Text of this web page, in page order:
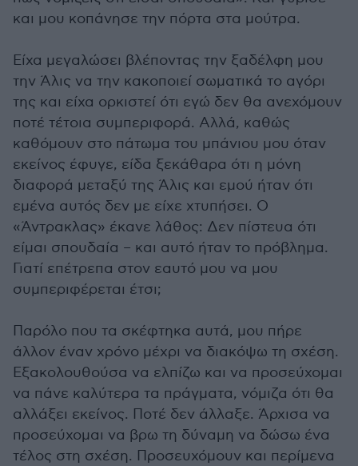
και μου κοπάνησε την πόρτα στα μούτρα.
Είχα μεγαλώσει βλέποντας την ξαδέλφη μου
την Άλις να την κακοποιεί σωματικά το αγόρι
της και είχα ορκιστεί ότι εγώ δεν θα ανεχόμουν
ποτέ τέτοια συμπεριφορά. Αλλά, καθώς
καθόμουν στο πάτωμα του μπάνιου μου όταν
εκείνος έφυγε, είδα ξεκάθαρα ότι η μόνη
διαφορά μεταξύ της Άλις και εμού ήταν ότι
εμένα αυτός δεν με είχε χτυπήσει. Ο
«Άντρακλας» έκανε λάθος: Δεν πίστευα ότι
είμαι σπουδαία – και αυτό ήταν το πρόβλημα.
Γιατί επέτρεπα στον εαυτό μου να μου
συμπεριφέρεται έτσι;
Παρόλο που τα σκέφτηκα αυτά, μου πήρε
άλλον έναν χρόνο μέχρι να διακόψω τη σχέση.
Εξακολουθούσα να ελπίζω και να προσεύχομαι
να πάνε καλύτερα τα πράγματα, νόμιζα ότι θα
αλλάξει εκείνος. Ποτέ δεν άλλαξε. Άρχισα να
προσεύχομαι να βρω τη δύναμη να δώσω ένα
τέλος στη σχέση. Προσευχόμουν και περίμενα